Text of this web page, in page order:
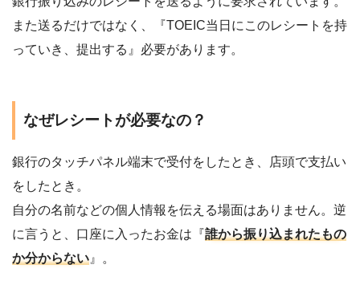
また送るだけではなく、『TOEIC当日にこのレシートを持
っていき、提出する』必要があります。
なぜレシートが必要なの？
銀行のタッチパネル端末で受付をしたとき、店頭で支払い
をしたとき。
自分の名前などの個人情報を伝える場面はありません。逆
に言うと、口座に入ったお金は『誰から振り込まれたもの
か分からない 』。